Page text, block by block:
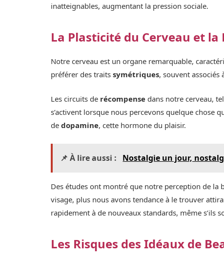
inatteignables, augmentant la pression sociale.
La Plasticité du Cerveau et
Notre cerveau est un organe remarquable,
préférer des traitssymétriques, souvent associés
Les circuits de récompense dans notre cerveau,
s’activent lorsque nous percevons quelque chose
dedopamine, cette hormone du plaisir.
📌 À lire aussi : Nostalgie un jour,
Des études ont montré que notre perception de la
visage, plus nous avons tendance à le trouver
rapidement à de nouveaux standards, même s’ils
Les Risques des Idéaux de